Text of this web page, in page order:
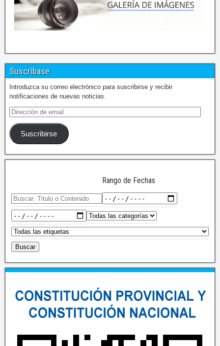
Suscríbase
Introduzca su correo electrónico para suscribirse y recibir
notificaciones de nuevas noticias.
Suscribirse
Rango de Fechas